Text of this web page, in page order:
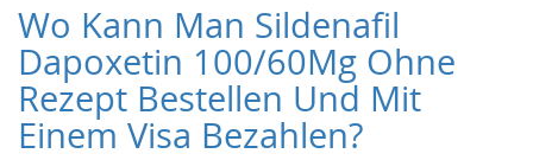
Wo Kann Man Sildenafil
Dapoxetin 100/60Mg Ohne
Rezept Bestellen Und Mit
Einem Visa Bezahlen?